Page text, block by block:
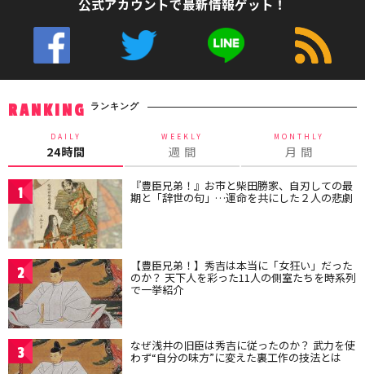
公式アカウントで最新情報ゲット！
RANKING ランキング
DAILY
24時間
WEEKLY
週 間
MONTHLY
月 間
1 『豊臣兄弟！』お市と柴田勝家、自刃しての最
期と「辞世の句」…運命を共にした２人の悲劇
2 【豊臣兄弟！】秀吉は本当に「女狂い」だった
のか？ 天下人を彩った11人の側室たちを時系列
で一挙紹介
3 なぜ浅井の旧臣は秀吉に従ったのか？ 武力を使
わず“自分の味方”に変えた裏工作の技法とは